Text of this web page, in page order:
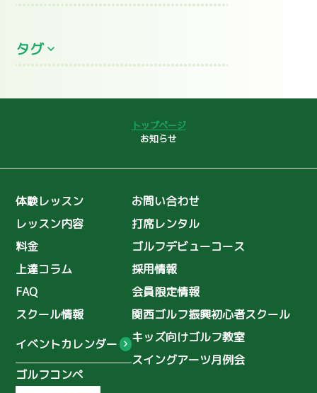
2026年6月
2026年5月(2)
2025年11月
2025年10月
2025年9月
2025年8月
2025年7月
2025年6月
タグ
ゴルフコンペ
島野璃央
ユーティリティ
理念
ゴルフ普及
初心者スクール
ゴルフ復興協会
シングルへの道
ゴルフコーチ
関口美月
木ノ本星空
浦上真乙
鈴木海咲
田中 佑季
小井手音葉
トップページ
お知らせ
体験レッスン
レッスン内容
料金
上達コラム
FAQ
スクール情報
イベントカレンダー
ゴルフコンペ
お問い合わせ
打席レンタル
ゴルフデビューコース
採用情報
会員限定情報
関西ゴルフ振興初心者スクール
キッズ向けゴルフ教室
スイングアーツ月例会